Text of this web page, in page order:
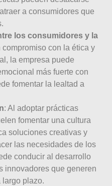
a consumidores que
los consumidores y la
compromiso con la ética y
la empresa puede
más fuerte con
fomentar la lealtad a
: Al adoptar prácticas
fomentar una cultura
soluciones creativas y
las necesidades de los
conducir al desarrollo
innovadores que generen
largo plazo.